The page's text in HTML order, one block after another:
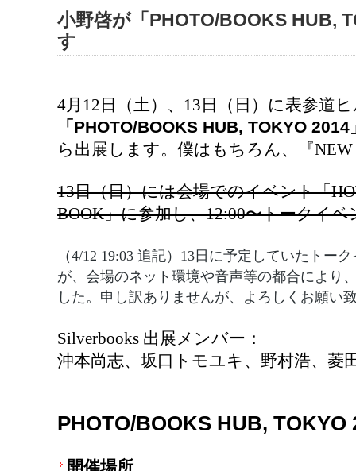
小野啓が「PHOTO/BOOKS HUB,
す
4月12日（土）、13日（日）に表参道
「 PHOTO/BOOKS HUB, TOKYO 2014
ら出展します。僕はもちろん、『
13日（日）には会場でのイベント「
BOOK」に参加し、12:00〜トークイ
（4/12 19:03 追記）13日に予定していたトー
が、会場のネット環境や音声等の都合により
した。申し訳ありませんが、よろしくお願い
Silverbooks 出展メンバー：
沖本尚志、坂口トモユキ、野村浩、菱
PHOTO/BOOKS HUB, TOKYO
開催場所